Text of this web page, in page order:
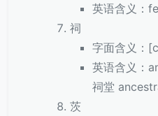
英语含义：
祠
字面含义：
英语含义：
祠堂
茨